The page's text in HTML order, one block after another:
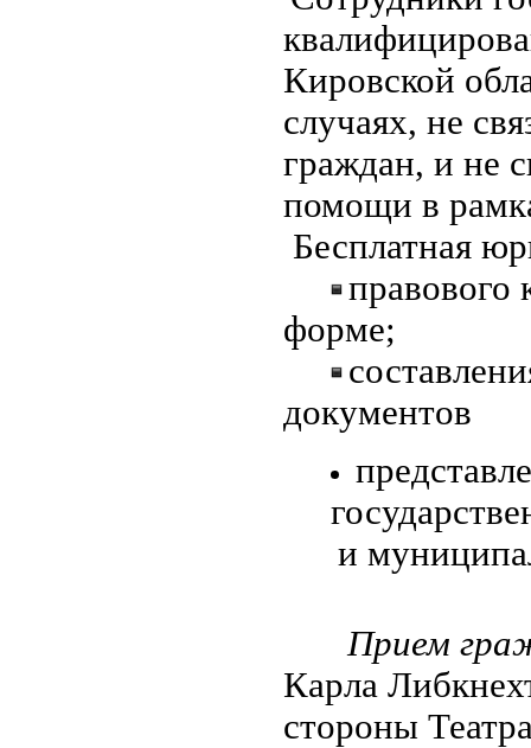
квалифиц
Кировской
случаях, не
граждан, и не
помощи в
Бесплатная
правового
форме;
документов
и
Прием
Карла
стороны